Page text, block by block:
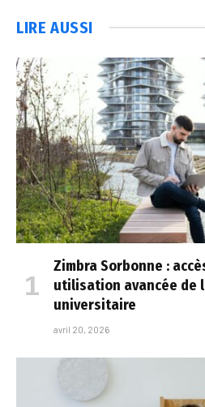
LIRE AUSSI
Zimbra Sorbonne :
utilisation avancée de
universitaire
avril 20, 2026